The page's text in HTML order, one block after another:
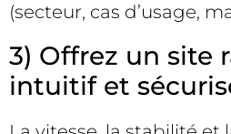
(secteur, cas d’usage,
3) Offrez un site
intuitif et